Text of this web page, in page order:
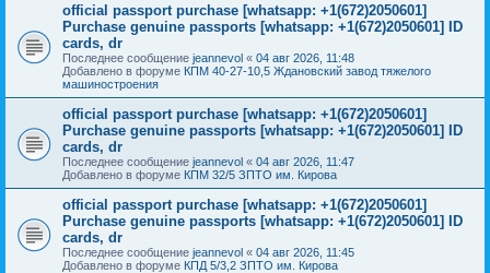
official passport purchase [whatsapp: +1(672)2050601]
Purchase genuine passports [whatsapp: +1(672)2050601] ID
cards, dr
Последнее сообщение jeannevol « 04 авг 2026, 11:48
Добавлено в форуме КПМ 40-27-10,5 Ждановский завод тяжелого
машиностроения
official passport purchase [whatsapp: +1(672)2050601]
Purchase genuine passports [whatsapp: +1(672)2050601] ID
cards, dr
Последнее сообщение jeannevol « 04 авг 2026, 11:47
Добавлено в форуме КПМ 32/5 ЗПТО им. Кирова
official passport purchase [whatsapp: +1(672)2050601]
Purchase genuine passports [whatsapp: +1(672)2050601] ID
cards, dr
Последнее сообщение jeannevol « 04 авг 2026, 11:45
Добавлено в форуме КПД 5/3,2 ЗПТО им. Кирова